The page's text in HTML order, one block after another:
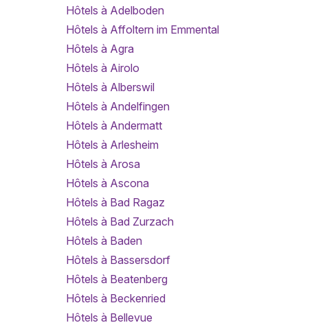
Hôtels à Adelboden
Hôtels à Affoltern im Emmental
Hôtels à Agra
Hôtels à Airolo
Hôtels à Alberswil
Hôtels à Andelfingen
Hôtels à Andermatt
Hôtels à Arlesheim
Hôtels à Arosa
Hôtels à Ascona
Hôtels à Bad Ragaz
Hôtels à Bad Zurzach
Hôtels à Baden
Hôtels à Bassersdorf
Hôtels à Beatenberg
Hôtels à Beckenried
Hôtels à Bellevue